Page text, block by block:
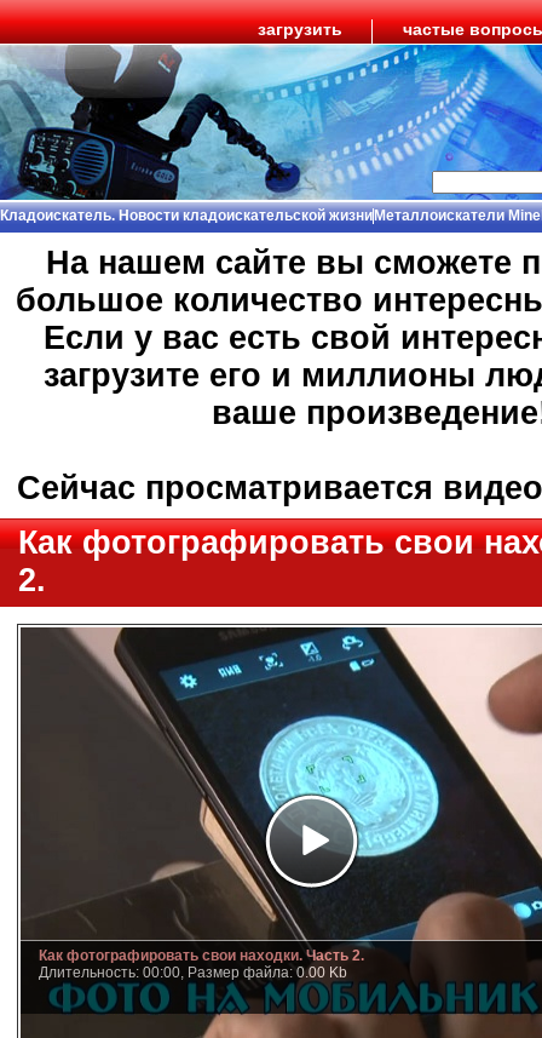
загрузить частые
Кладоискатель. Новости кладоискательской жизниМеталлоискатели
На нашем сайте вы сможете
большое количество
Если у вас есть свой
загрузите его и миллионы
ваше
Сейчас просматривается
Как фотографировать свои
2.
Как фотографировать свои находки. Часть 2.
Длительность: 00:00, Размер файла: 0.00 Kb